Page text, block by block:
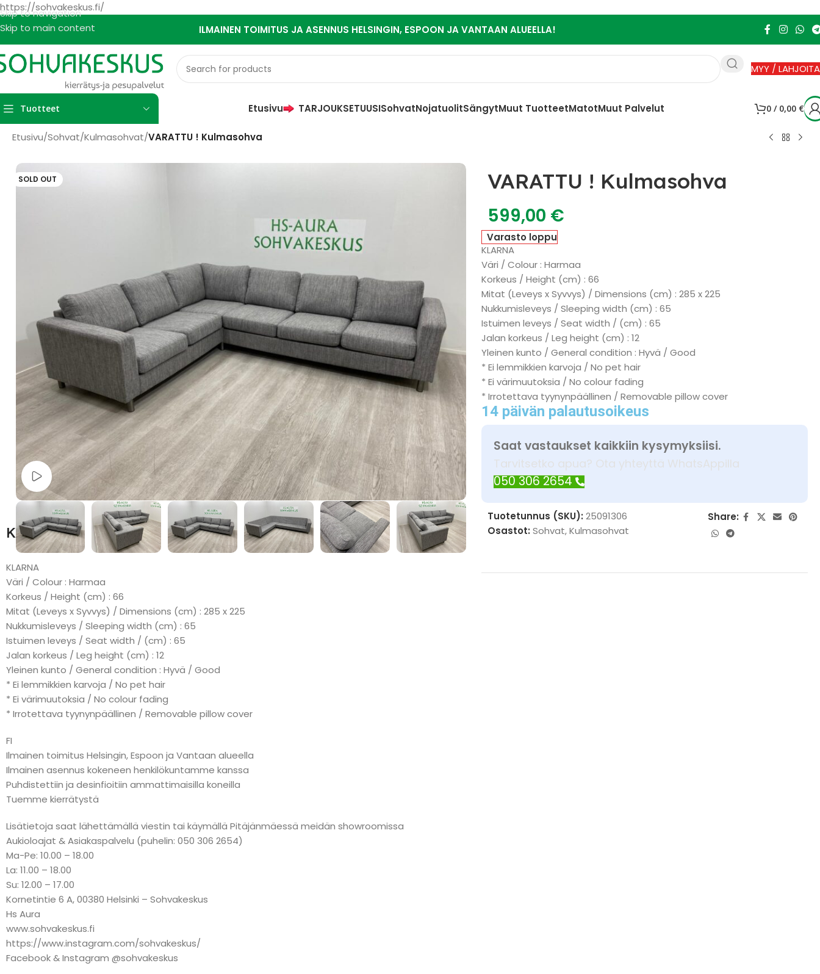
https://sohvakeskus.fi/
Skip to navigation
Skip to main content
ILMAINEN TOIMITUS JA ASENNUS HELSINGIN, ESPOON JA VANTAAN ALUEELLA!
MYY / LAHJOITA
Tuotteet Etusivu TARJOUKSETUUSISohvatNojatuolitSängytMuut TuotteetMatotMuut Palvelut 0 / 0,00 €
Etusivu/Sohvat/Kulmasohvat/VARATTU ! Kulmasohva
SOLD OUT
Watch video
VARATTU ! Kulmasohva
599,00 €
Varasto loppu
KLARNA
Väri / Colour : Harmaa
Korkeus / Height (cm) : 66
Mitat (Leveys x Syvvys) / Dimensions (cm) : 285 x 225
Nukkumisleveys / Sleeping width (cm) : 65
Istuimen leveys / Seat width / (cm) : 65
Jalan korkeus / Leg height (cm) : 12
Yleinen kunto / General condition : Hyvä / Good
* Ei lemmikkien karvoja / No pet hair
* Ei värimuutoksia / No colour fading
* Irrotettava tyynynpäällinen / Removable pillow cover
14 päivän palautusoikeus
Saat vastaukset kaikkiin kysymyksiisi.
Tarvitsetko apua? Ota yhteyttä WhatsAppilla
050 306 2654
Tuotetunnus (SKU):25091306
Osastot: Sohvat,Kulmasohvat
Share:
Kuvaus
KLARNA
Väri / Colour : Harmaa
Korkeus / Height (cm) : 66
Mitat (Leveys x Syvvys) / Dimensions (cm) : 285 x 225
Nukkumisleveys / Sleeping width (cm) : 65
Istuimen leveys / Seat width / (cm) : 65
Jalan korkeus / Leg height (cm) : 12
Yleinen kunto / General condition : Hyvä / Good
* Ei lemmikkien karvoja / No pet hair
* Ei värimuutoksia / No colour fading
* Irrotettava tyynynpäällinen / Removable pillow cover
FI
Ilmainen toimitus Helsingin, Espoon ja Vantaan alueella
Ilmainen asennus kokeneen henkilökuntamme kanssa
Puhdistettiin ja desinfioitiin ammattimaisilla koneilla
Tuemme kierrätystä
Lisätietoja saat lähettämällä viestin tai käymällä Pitäjänmäessä meidän showroomissa
Aukioloajat & Asiakaspalvelu (puhelin: 050 306 2654)
Ma-Pe: 10.00 – 18.00
La: 11.00 – 18.00
Su: 12.00 – 17.00
Kornetintie 6 A, 00380 Helsinki – Sohvakeskus
Hs Aura
www.sohvakeskus.fi
https://www.instagram.com/sohvakeskus/
Facebook & Instagram @sohvakeskus